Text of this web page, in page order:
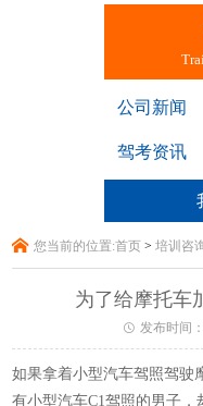
公司新闻
驾考资讯
您当前的位置:首页 >培训咨
为了给摩托车
发布时间：
如果拿着小型汽车驾照驾驶
有小型汽车C1驾照的男子